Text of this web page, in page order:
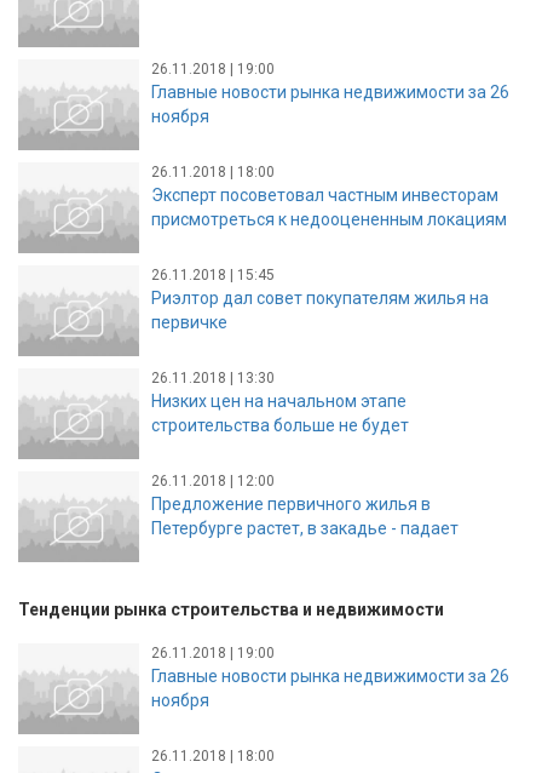
26.11.2018 | 19:00
Главные новости рынка недвижимости за 26
ноября
26.11.2018 | 18:00
Эксперт посоветовал частным инвесторам
присмотреться к недооцененным локациям
26.11.2018 | 15:45
Риэлтор дал совет покупателям жилья на
первичке
26.11.2018 | 13:30
Низких цен на начальном этапе
строительства больше не будет
26.11.2018 | 12:00
Предложение первичного жилья в
Петербурге растет, в закадье - падает
Тенденции рынка строительства и недвижимости
26.11.2018 | 19:00
Главные новости рынка недвижимости за 26
ноября
26.11.2018 | 18:00